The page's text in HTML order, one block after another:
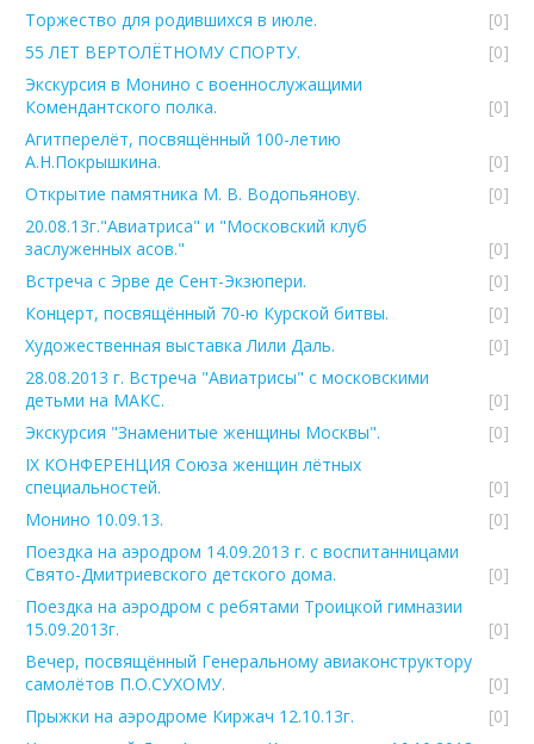
Торжество для родившихся в июле.
[0]
55 ЛЕТ ВЕРТОЛЁТНОМУ СПОРТУ.
[0]
Экскурсия в Монино с военнослужащими
Комендантского полка.
[0]
Агитперелёт, посвящённый 100-летию
А.Н.Покрышкина.
[0]
Открытие памятника М. В. Водопьянову.
[0]
20.08.13г."Авиатриса" и "Московский клуб
заслуженных асов."
[0]
Встреча с Эрве де Сент-Экзюпери.
[0]
Концерт, посвящённый 70-ю Курской битвы.
[0]
Художественная выставка Лили Даль.
[0]
28.08.2013 г. Встреча "Авиатрисы" с московскими
детьми на МАКС.
[0]
Экскурсия "Знаменитые женщины Москвы".
[0]
IX КОНФЕРЕНЦИЯ Союза женщин лётных
специальностей.
[0]
Монино 10.09.13.
[0]
Поездка на аэродром 14.09.2013 г. с воспитанницами
Свято-Дмитриевского детского дома.
[0]
Поездка на аэродром с ребятами Троицкой гимназии
15.09.2013г.
[0]
Вечер, посвящённый Генеральному авиаконструктору
самолётов П.О.СУХОМУ.
[0]
Прыжки на аэродроме Киржач 12.10.13г.
[0]